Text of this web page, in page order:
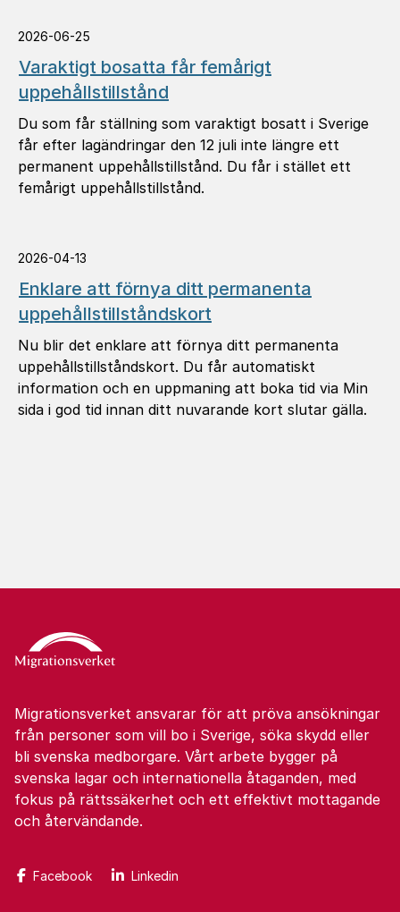
2026-06-25
Varaktigt bosatta får femårigt
uppehållstillstånd
Du som får ställning som varaktigt bosatt i Sverige
får efter lagändringar den 12 juli inte längre ett
permanent uppehållstillstånd. Du får i stället ett
femårigt uppehållstillstånd.
2026-04-13
Enklare att förnya ditt permanenta
uppehållstillståndskort
Nu blir det enklare att förnya ditt permanenta
uppehållstillståndskort. Du får automatiskt
information och en uppmaning att boka tid via Min
sida i god tid innan ditt nuvarande kort slutar gälla.
Migrationsverket ansvarar för att pröva ansökningar
från personer som vill bo i Sverige, söka skydd eller
bli svenska medborgare. Vårt arbete bygger på
svenska lagar och internationella åtaganden, med
fokus på rättssäkerhet och ett effektivt mottagande
och återvändande.
Facebook Linkedin